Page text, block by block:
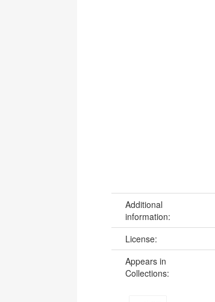
Additional
information:
License:
Appears in
Collections: